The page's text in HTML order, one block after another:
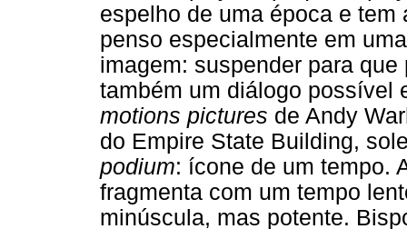
espelho de uma época e tem
penso especialmente em
imagem: suspender para
também um diálogo possível
motions pictures de Andy
do Empire State Building,
podium: ícone de um tempo.
fragmenta com um tempo
minúscula, mas potente.